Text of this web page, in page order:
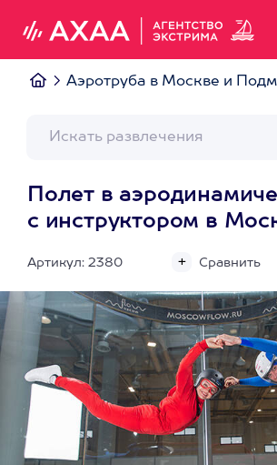
Аэротруба в Москве и
Полет в
с инструктором в
Артикул: 2380 Сравнить